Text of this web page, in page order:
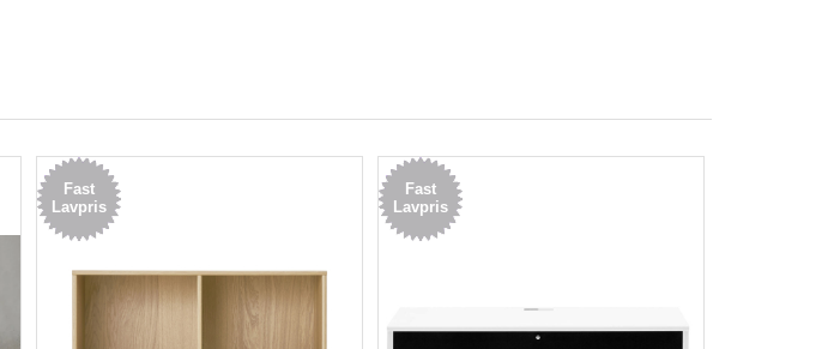
Fast
Lavpris
Fast
Lavpris